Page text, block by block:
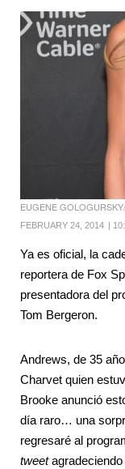
EUGENE
FEBRUARY 24, 2014
Ya es oficial, la
reportera de Fox
presentadora del
Tom Bergeron.
Andrews, de 35
Charvet quien
Brooke anunció
día raro… una
regresaré al
tweetagradeciendo